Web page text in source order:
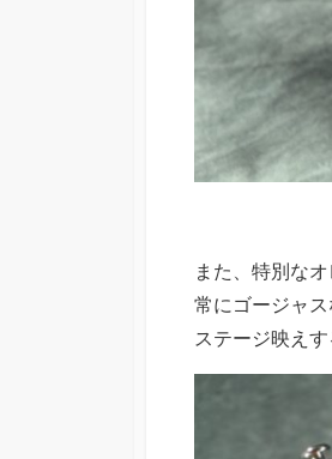
また、特別な
常にゴージャス
ステージ映え